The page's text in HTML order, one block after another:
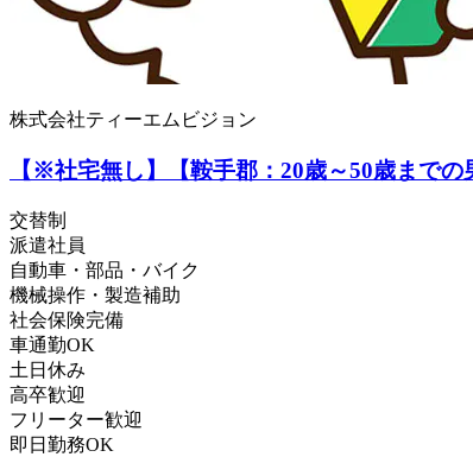
株式会社ティーエムビジョン
【※社宅無し】【鞍手郡：20歳～50歳まで
交替制
派遣社員
自動車・部品・バイク
機械操作・製造補助
社会保険完備
車通勤OK
土日休み
高卒歓迎
フリーター歓迎
即日勤務OK